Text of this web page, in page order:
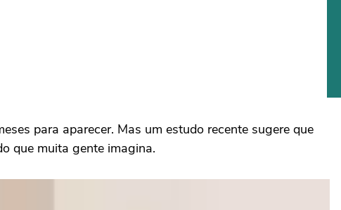
para aparecer. Mas um estudo recente sugere que
que muita gente imagina.